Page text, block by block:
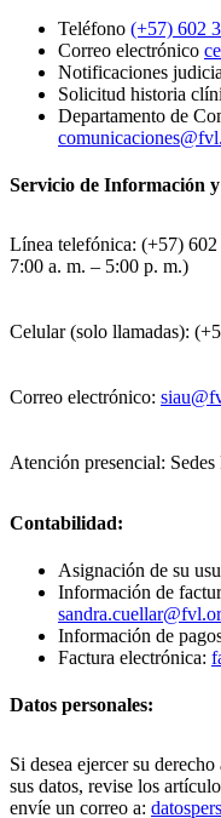
Teléfono (+57) 602
Correo electrónico
Notificaciones
Solicitud historia
Departamento de
Servicio de Información
Línea telefónica: (+57)
7:00 a. m. – 5:00 p. m.)
Celular (solo llamadas):
Correo electrónico:
Atención presencial:
Contabilidad:
Asignación de su
Información de
Información de
Factura electrónica:
Datos personales:
Si desea ejercer su
sus datos, revise los
envíe un correo a: